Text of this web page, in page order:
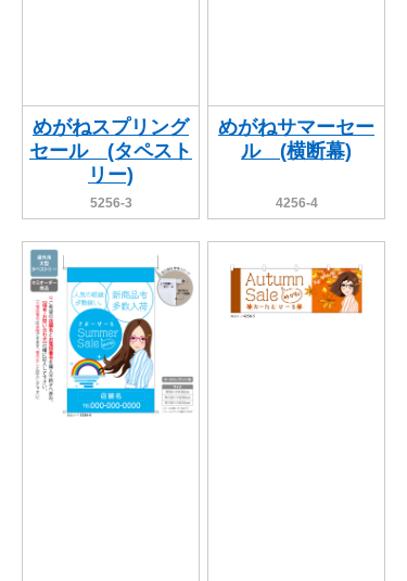
めがねスプリング
セール (タペスト
リー)
5256-3
めがねサマーセー
ル (横断幕)
4256-4